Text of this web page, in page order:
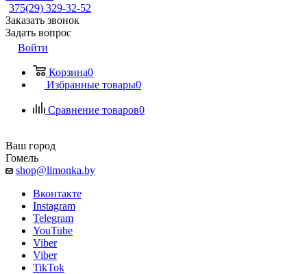
375(29) 329-32-52
Заказать звонок
Задать вопрос
Войти
Корзина0
Избранные товары0
Сравнение товаров0
Ваш город
Гомель
shop@limonka.by
Вконтакте
Instagram
Telegram
YouTube
Viber
Viber
TikTok